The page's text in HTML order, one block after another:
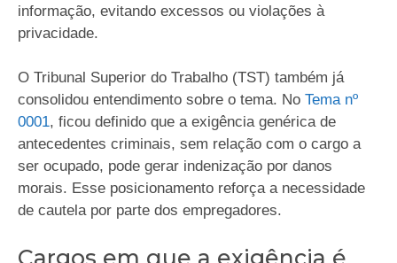
informação, evitando excessos ou violações à
privacidade.
O Tribunal Superior do Trabalho (TST) também já
consolidou entendimento sobre o tema. No Tema nº
0001, ficou definido que a exigência genérica de
antecedentes criminais, sem relação com o cargo a
ser ocupado, pode gerar indenização por danos
morais. Esse posicionamento reforça a necessidade
de cautela por parte dos empregadores.
Cargos em que a exigência é